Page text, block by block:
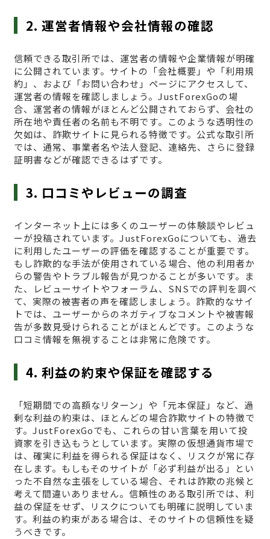
2. 運営者情報や会社情報の確認
信頼できる取引所では、運営者の情報や企業情報が明確
に公開されています。サイトの「会社概要」や「利用規
約」、および「お問い合わせ」ページにアクセスして、
運営者の情報を確認しましょう。JustForexGoの場
合、運営者の情報がほとんど公開されておらず、会社の
所在地や責任者の名前も不明です。このような透明性の
欠如は、詐欺サイトに見られる特徴です。公式な取引所
では、通常、事業者名や法人登記、連絡先、さらに登録
証明書などが確認できるはずです。
3. 口コミやレビューの調査
インターネット上には多くのユーザーの体験談やレビュ
ーが投稿されています。JustForexGoについても、過去
に利用したユーザーの評価を確認することが重要です。
もし詐欺的な手法が使用されている場合、他の利用者か
らの警告やトラブル報告が見つかることが多いです。ま
た、レビューサイトやフォーラム、SNSでの評判を調べ
て、実際の被害者の声を確認しましょう。詐欺的なサイ
トでは、ユーザーからのネガティブなコメントや被害報
告が多数見受けられることがほとんどです。このような
口コミ情報を無視することは非常に危険です。
4. 利益の約束や保証を確認する
「短期間での高額なリターン」や「元本保証」など、過
剰な利益の約束は、ほとんどの場合詐欺サイトの特徴で
す。JustForexGoでも、これらの甘い言葉を用いて投
資家を引き込もうとしています。実際の仮想通貨市場で
は、確実に利益を得られる保証はなく、リスクが常に存
在します。もしもそのサイトが「必ず利益が出る」とい
った不自然な主張をしている場合、それは詐欺の兆候と
考えて間違いありません。信頼性のある取引所では、利
益の保証をせず、リスクについても明確に説明していま
す。利益の約束がある場合は、そのサイトの信頼性を疑
うべきです。